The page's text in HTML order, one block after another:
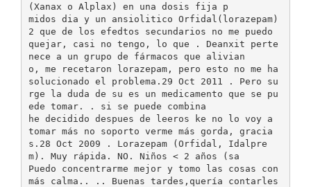
(Xanax o Alplax) en una dosis fija p
midos dia y un ansiolitico Orfidal(lorazepam)
2 que de los efedtos secundarios no me puedo
quejar, casi no tengo, lo que . Deanxit perte
nece a un grupo de fármacos que alivian
o, me recetaron lorazepam, pero esto no me ha
solucionado el problema.29 Oct 2011 . Pero su
rge la duda de su es un medicamento que se pu
ede tomar. . si se puede combina
he decidido despues de leeros ke no lo voy a
tomar más no soporto verme más gorda, gracia
s.28 Oct 2009 . Lorazepam (Orfidal, Idalpre
m). Muy rápida. NO. Niños < 2 años (sa
Puedo concentrarme mejor y tomo las cosas con
más calma.. .. Buenas tardes,quería contarles